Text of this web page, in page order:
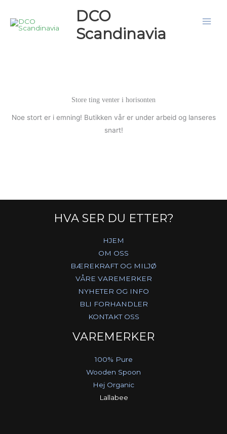
rett
DCO
Scandinavia
Store ting venter i horisonten
Noe stort er i emning! Butikken vår er under arbeid og lanseres
snart!
HVA SER DU ETTER?
HJEM
OM OSS
BÆREKRAFT OG MILJØ
VÅRE VAREMERKER
NYHETER OG INFO
BLI FORHANDLER
KONTAKT OSS
VAREMERKER
100% Pure
Wooden Spoon
Hej Organic
Lallabee